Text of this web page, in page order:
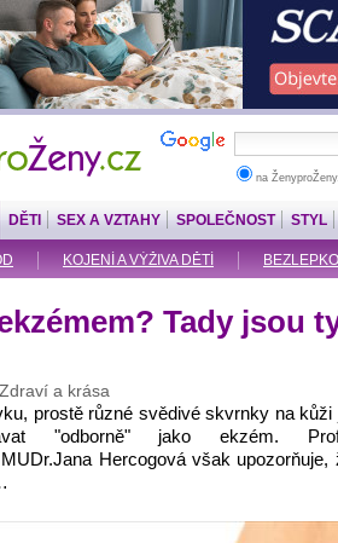
na
KOJENÍ A VÝŽIVA DĚTÍ
DĚTI SEX A VZTAHY SPOLEČNOST STYL
Tady jsou
a krása
prostě různé svědivé skvrnky na kůži
"odborně" jako ekzém.
Hercogová však upozorňuje,